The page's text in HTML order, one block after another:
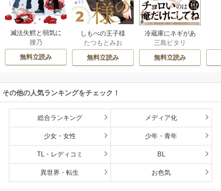
滅法矢鱈と弱気に
キス【コミックス
版】
腰乃
無料立読み
しもべの王子様
【描き下ろしおま
け付き特装版】
たつもとみお
無料立読み
冷蔵庫にネギがあ
ったカモ
三島ピタリ
無料立読み
その他の人気ランキングをチェック！
総合ランキング メディア化
少女・女性 少年・青年
TL・レディコミ BL
異世界・転生 お色気